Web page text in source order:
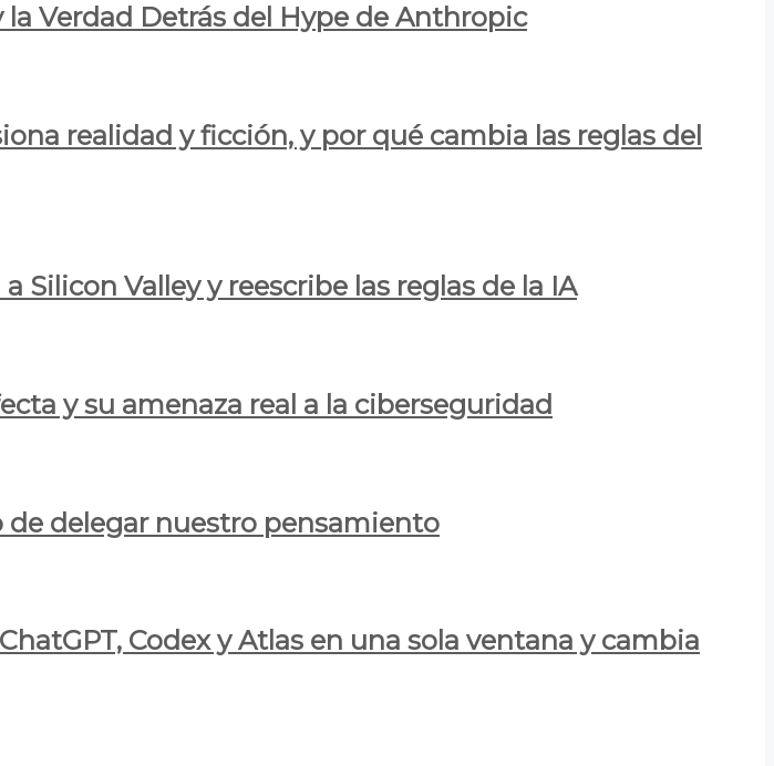
Verdad Detrás del Hype de Anthropic
realidad y ficción, y por qué cambia las reglas del
Valley y reescribe las reglas de la IA
y su amenaza real a la ciberseguridad
de delegar nuestro pensamiento
Codex y Atlas en una sola ventana y cambia